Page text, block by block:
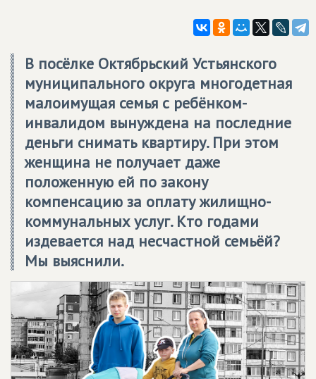
В посёлке Октябрьский Устьянского
муниципального округа многодетная
малоимущая семья с ребёнком-
инвалидом вынуждена на последние
деньги снимать квартиру. При этом
женщина не получает даже
положенную ей по закону
компенсацию за оплату жилищно-
коммунальных услуг. Кто годами
издевается над несчастной семьёй?
Мы выяснили.